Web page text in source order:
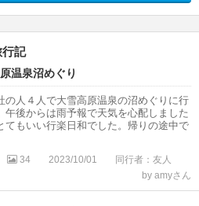
行記
温泉沼めぐり
の人４人で大雪高原温泉の沼めぐりに行
午後からは雨予報で天気を心配しました
てもいい行楽日和でした。帰りの途中で
34 2023/10/01
同行者：友人
by amyさん